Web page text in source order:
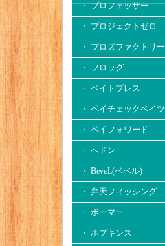
・ プロフェッサー
・ プロジェクトゼロ
・ プロズファクトリー
・ フロッグ
・ ベイトブレス
・ ペイチェックベイツ
・ ペイフォワード
・ へドン
・ BeveL(ベベル)
・ 弁天フィッシング
・ ボーマー
・ ホプキンス